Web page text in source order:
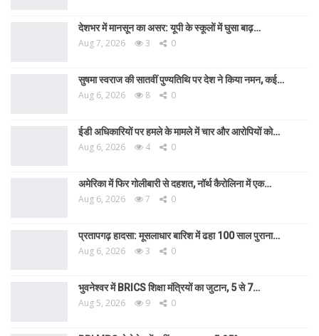
देशभर में मानसून का असर: यूपी के स्कूलों में घुसा बाढ़…
Aug 7, 2026 3 0
सुषमा स्वराज की सातवीं पुण्यतिथि पर देश ने किया नमन, कई…
Aug 6, 2026 8 0
ईडी अधिकारियों पर हमले के मामले में चार और आरोपियों को…
Aug 6, 2026 4 0
अमेरिका में फिर गोलीबारी से दहशत, नॉर्थ कैरोलिना में एक…
Aug 6, 2026 7 0
प्रतापगढ़ हादसा: मूसलाधार बारिश में ढहा 100 साल पुराना…
Aug 6, 2026 3 0
भुवनेश्वर में BRICS शिक्षा मंत्रियों का जुटान, 5 से 7…
Aug 5, 2026 9 0